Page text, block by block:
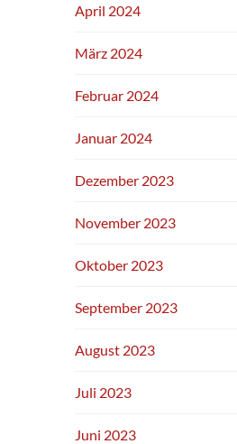
April 2024
März 2024
Februar 2024
Januar 2024
Dezember 2023
November 2023
Oktober 2023
September 2023
August 2023
Juli 2023
Juni 2023